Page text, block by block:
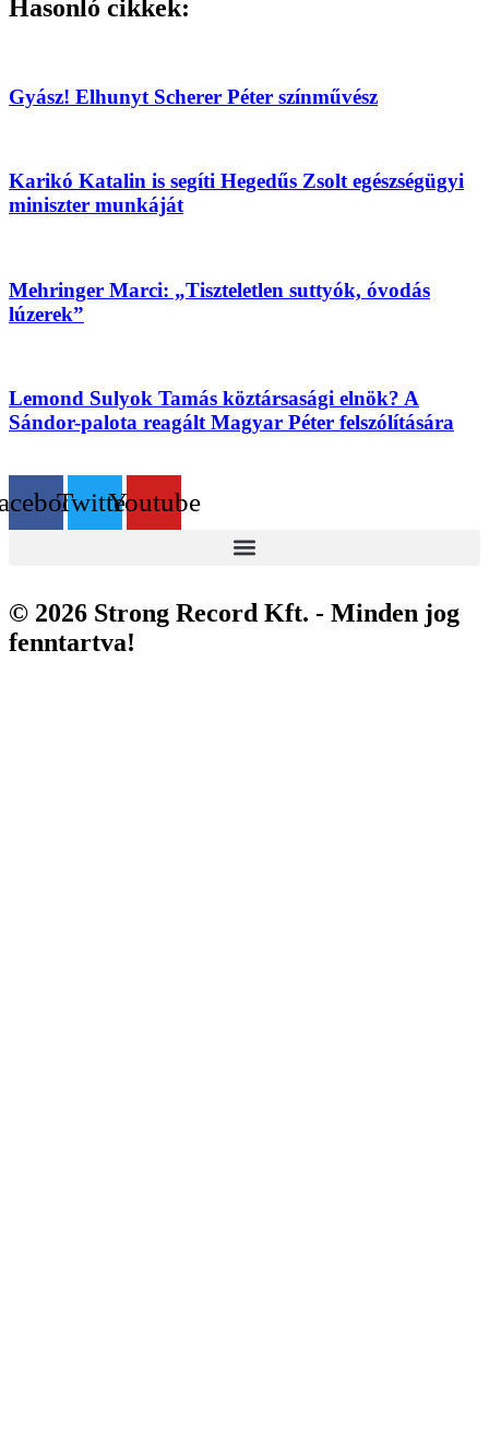
Hasonló cikkek:
Gyász! Elhunyt Scherer Péter színművész
Karikó Katalin is segíti Hegedűs Zsolt egészségügyi
miniszter munkáját
Mehringer Marci: „Tiszteletlen suttyók, óvodás
lúzerek”
Lemond Sulyok Tamás köztársasági elnök? A
Sándor-palota reagált Magyar Péter felszólítására
TwitterYoutube
© 2026 Strong Record Kft. - Minden jog
fenntartva!